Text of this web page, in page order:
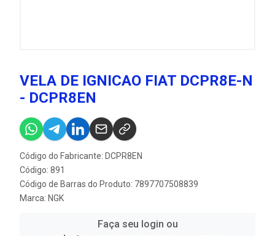
VELA DE IGNICAO FIAT DCPR8E-N
- DCPR8EN
Código do Fabricante: DCPR8EN
Código: 891
Código de Barras do Produto: 7897707508839
Marca: NGK
Faça seu login ou